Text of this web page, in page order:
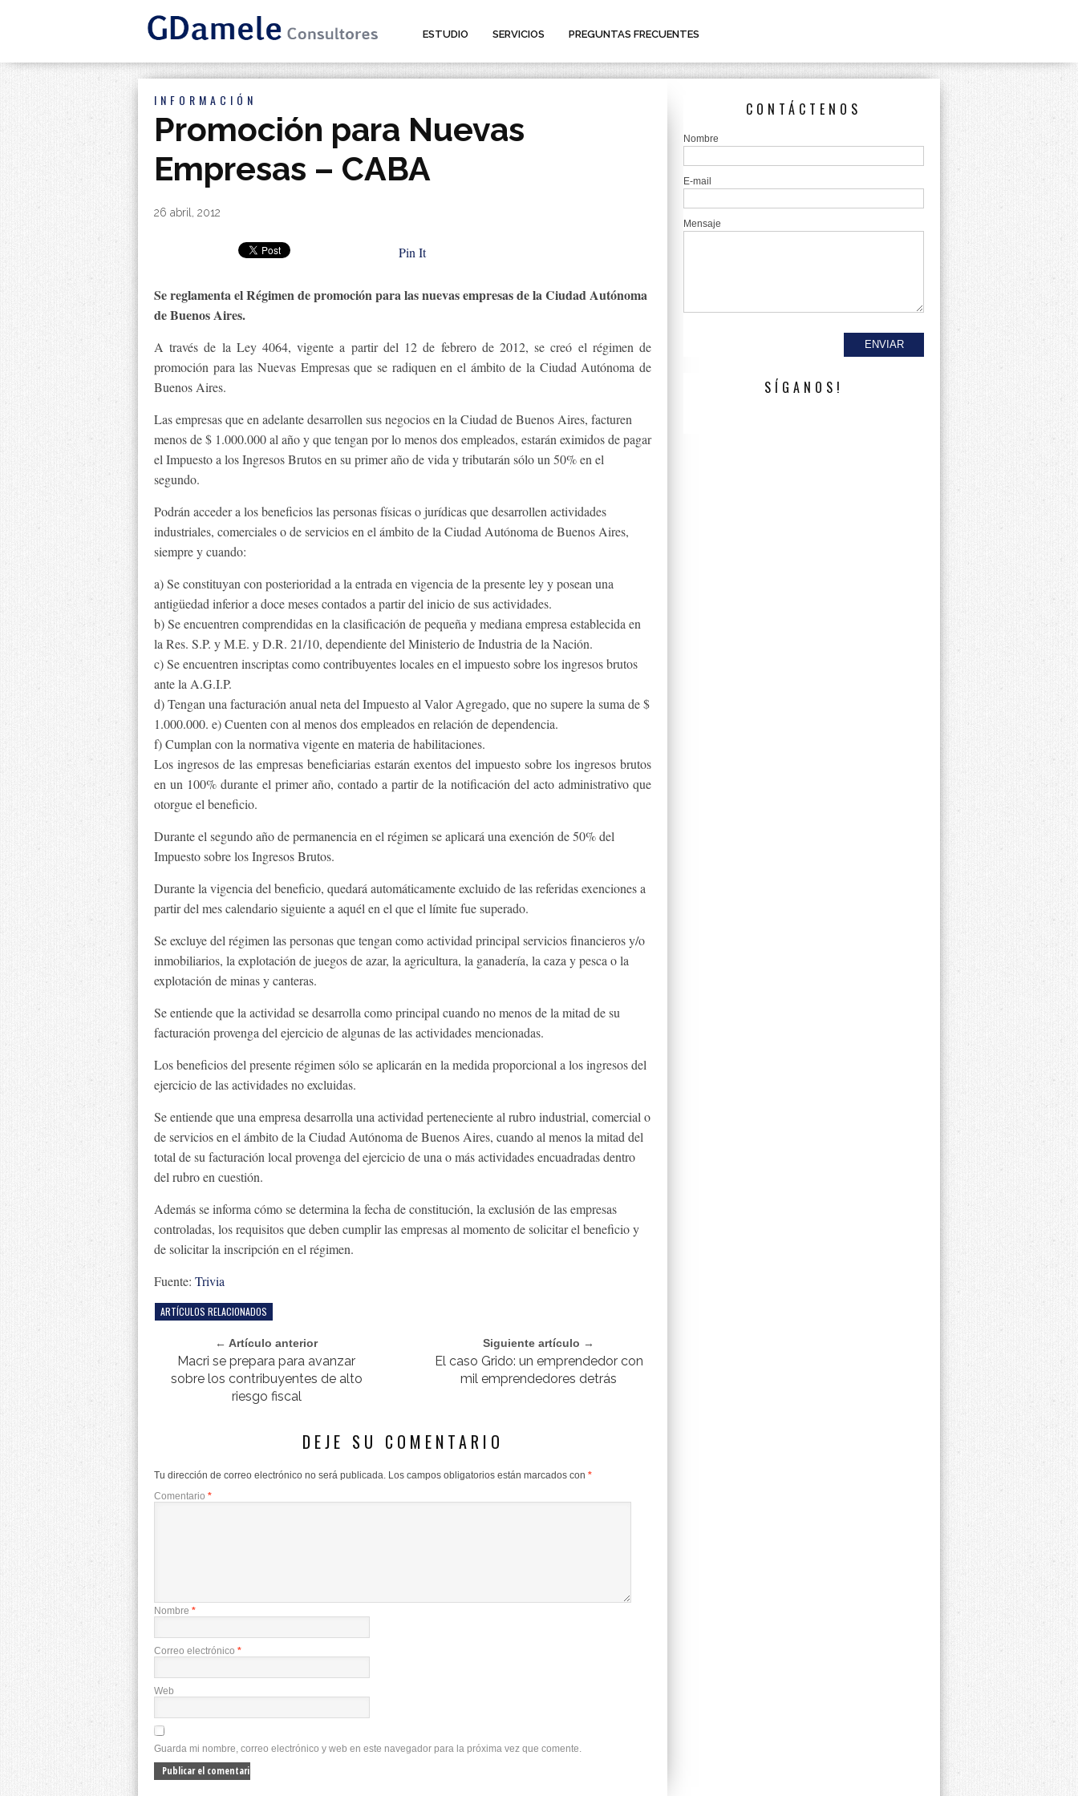
ESTUDIO SERVICIOS PREGUNTAS FRECUENTES
INFORMACIÓN
Promoción para Nuevas
Empresas – CABA
By|
26 abril, 2012
Pin It
Se reglamenta el Régimen de promoción para las nuevas empresas de la Ciudad Autónoma
de Buenos Aires.
A través de la Ley 4064, vigente a partir del 12 de febrero de 2012, se creó el régimen de
promoción para las Nuevas Empresas que se radiquen en el ámbito de la Ciudad Autónoma de
Buenos Aires.
Las empresas que en adelante desarrollen sus negocios en la Ciudad de Buenos Aires, facturen
menos de $ 1.000.000 al año y que tengan por lo menos dos empleados, estarán eximidos de pagar
el Impuesto a los Ingresos Brutos en su primer año de vida y tributarán sólo un 50% en el
segundo.
Podrán acceder a los beneficios las personas físicas o jurídicas que desarrollen actividades
industriales, comerciales o de servicios en el ámbito de la Ciudad Autónoma de Buenos Aires,
siempre y cuando:
a) Se constituyan con posterioridad a la entrada en vigencia de la presente ley y posean una
antigüedad inferior a doce meses contados a partir del inicio de sus actividades.
b) Se encuentren comprendidas en la clasificación de pequeña y mediana empresa establecida en
la Res. S.P. y M.E. y D.R. 21/10, dependiente del Ministerio de Industria de la Nación.
c) Se encuentren inscriptas como contribuyentes locales en el impuesto sobre los ingresos brutos
ante la A.G.I.P.
d) Tengan una facturación anual neta del Impuesto al Valor Agregado, que no supere la suma de $
1.000.000. e) Cuenten con al menos dos empleados en relación de dependencia.
f) Cumplan con la normativa vigente en materia de habilitaciones.
Los ingresos de las empresas beneficiarias estarán exentos del impuesto sobre los ingresos brutos
en un 100% durante el primer año, contado a partir de la notificación del acto administrativo que
otorgue el beneficio.
Durante el segundo año de permanencia en el régimen se aplicará una exención de 50% del
Impuesto sobre los Ingresos Brutos.
Durante la vigencia del beneficio, quedará automáticamente excluido de las referidas exenciones a
partir del mes calendario siguiente a aquél en el que el límite fue superado.
Se excluye del régimen las personas que tengan como actividad principal servicios financieros y/o
inmobiliarios, la explotación de juegos de azar, la agricultura, la ganadería, la caza y pesca o la
explotación de minas y canteras.
Se entiende que la actividad se desarrolla como principal cuando no menos de la mitad de su
facturación provenga del ejercicio de algunas de las actividades mencionadas.
Los beneficios del presente régimen sólo se aplicarán en la medida proporcional a los ingresos del
ejercicio de las actividades no excluidas.
Se entiende que una empresa desarrolla una actividad perteneciente al rubro industrial, comercial o
de servicios en el ámbito de la Ciudad Autónoma de Buenos Aires, cuando al menos la mitad del
total de su facturación local provenga del ejercicio de una o más actividades encuadradas dentro
del rubro en cuestión.
Además se informa cómo se determina la fecha de constitución, la exclusión de las empresas
controladas, los requisitos que deben cumplir las empresas al momento de solicitar el beneficio y
de solicitar la inscripción en el régimen.
Fuente: Trivia
ARTÍCULOS RELACIONADOS
← Artículo anterior
Macri se prepara para avanzar
sobre los contribuyentes de alto
riesgo fiscal
Siguiente artículo →
El caso Grido: un emprendedor con
mil emprendedores detrás
DEJE SU COMENTARIO
Tu dirección de correo electrónico no será publicada. Los campos obligatorios están marcados con *
Comentario *
Nombre *
Correo electrónico *
Web
Guarda mi nombre, correo electrónico y web en este navegador para la próxima vez que comente.
CONTÁCTENOS
Nombre
E-mail
Mensaje
SÍGANOS!